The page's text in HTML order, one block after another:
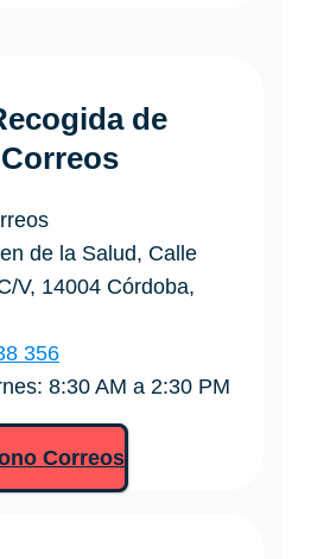
de
de la Salud, Calle
V, 14004 Córdoba,
356
8:30 AM a 2:30 PM
Correos